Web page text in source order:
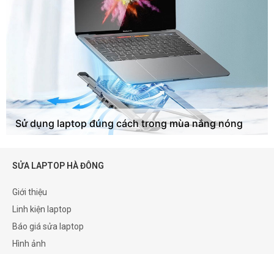
Sử dụng laptop đúng cách trong mùa nắng nóng
SỬA LAPTOP HÀ ĐÔNG
Giới thiệu
Linh kiện laptop
Báo giá sửa laptop
Hình ảnh